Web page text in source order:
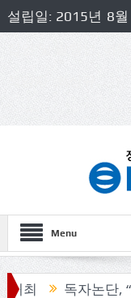
설립일: 2015년 8
집인 및 발행인: 허
책임자: 최상규
Menu
독자논단, “고인